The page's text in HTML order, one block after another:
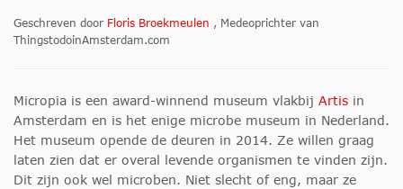
Geschreven door Floris Broekmeulen , Medeoprichter van
ThingstodoinAmsterdam.com
Micropia is een award-winnend museum vlakbij Artis in
Amsterdam en is het enige microbe museum in Nederland.
Het museum opende de deuren in 2014. Ze willen graag
laten zien dat er overal levende organismen te vinden zijn.
Dit zijn ook wel microben. Niet slecht of eng, maar ze